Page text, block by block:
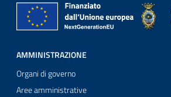
AMMINISTRAZIONE
Organi di governo
Aree amministrative